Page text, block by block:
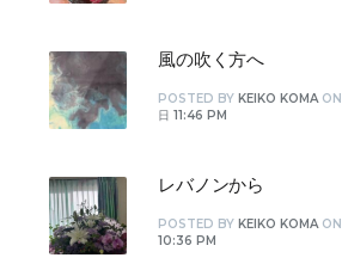
風の吹く方へ
POSTED BY KEIKO KOMA ON
日 11:46 PM
レバノンから
POSTED BY KEIKO KOMA ON
10:36 PM